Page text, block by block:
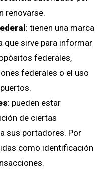
renovarse.
: tienen una marca
que sirve para informar
federales,
federales o el uso
: pueden estar
de ciertas
sus portadores. Por
como identificación